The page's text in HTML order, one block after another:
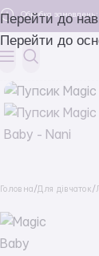
Перейти до
Перейти до
Обробка замовлень:
Головна /Для дівчаток /